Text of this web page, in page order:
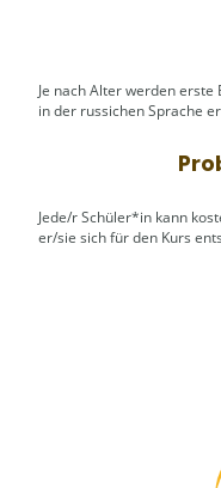
Je nach Alter werden erste
in der russichen Sprache
Jede/r Schüler*in kann
er/sie sich für den Kurs